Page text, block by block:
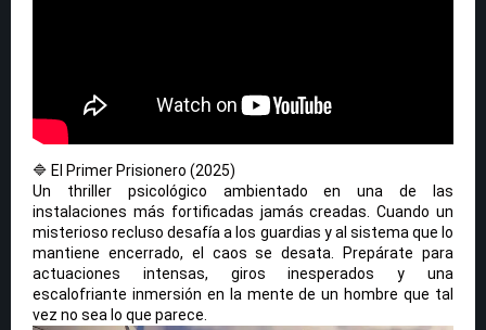
🔷 El Primer Prisionero (2025)
Un thriller psicológico ambientado en una de las
instalaciones más fortificadas jamás creadas. Cuando un
misterioso recluso desafía a los guardias y al sistema que lo
mantiene encerrado, el caos se desata. Prepárate para
actuaciones intensas, giros inesperados y una
escalofriante inmersión en la mente de un hombre que tal
vez no sea lo que parece.